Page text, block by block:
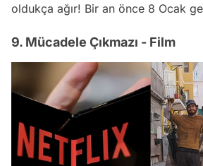
oldukça ağır! Bir an önce 8 Ocak
9. Mücadele Çıkmazı - Film